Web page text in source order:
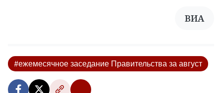
ВИА
#ежемесячное заседание Правительства за август